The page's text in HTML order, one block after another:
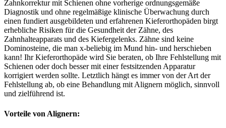
Zahnkorrektur mit Schienen ohne vorherige ordnungsgemäße
Diagnostik und ohne regelmäßige klinische Überwachung durch
einen fundiert ausgebildeten und erfahrenen Kieferorthopäden birgt
erhebliche Risiken für die Gesundheit der Zähne, des
Zahnhalteapparats und des Kiefergelenks. Zähne sind keine
Dominosteine, die man x-beliebig im Mund hin- und herschieben
kann! Ihr Kieferorthopäde wird Sie beraten, ob Ihre Fehlstellung mit
Schienen oder doch besser mit einer festsitzenden Apparatur
korrigiert werden sollte. Letztlich hängt es immer von der Art der
Fehlstellung ab, ob eine Behandlung mit Alignern möglich, sinnvoll
und zielführend ist.
Vorteile von Alignern: